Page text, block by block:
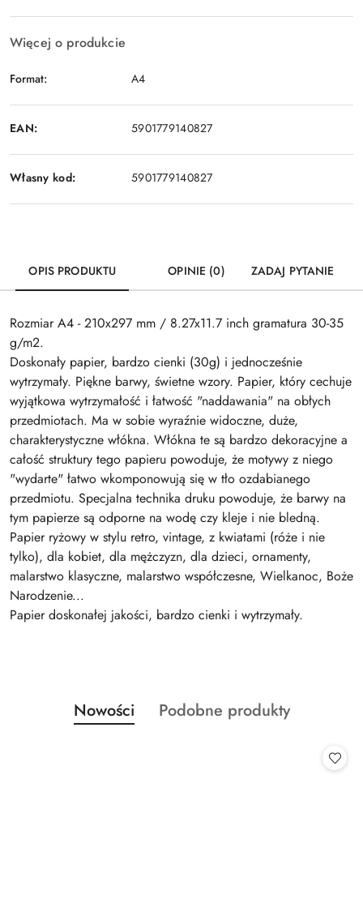
Więcej o produkcie
Format: A4
EAN: 5901779140827
Własny kod: 5901779140827
OPIS PRODUKTU OPINIE (0) ZADAJ PYTANIE
Rozmiar A4 - 210x297 mm / 8.27x11.7 inch gramatura 30-35
g/m2.
Doskonały papier, bardzo cienki (30g) i jednocześnie
wytrzymały. Piękne barwy, świetne wzory. Papier, który cechuje
wyjątkowa wytrzymałość i łatwość "naddawania" na obłych
przedmiotach. Ma w sobie wyraźnie widoczne, duże,
charakterystyczne włókna. Włókna te są bardzo dekoracyjne a
całość struktury tego papieru powoduje, że motywy z niego
"wydarte" łatwo wkomponowują się w tło ozdabianego
przedmiotu. Specjalna technika druku powoduje, że barwy na
tym papierze są odporne na wodę czy kleje i nie bledną.
Papier ryżowy w stylu retro, vintage, z kwiatami (róże i nie
tylko), dla kobiet, dla mężczyzn, dla dzieci, ornamenty,
malarstwo klasyczne, malarstwo współczesne, Wielkanoc, Boże
Narodzenie...
Papier doskonałej jakości, bardzo cienki i wytrzymały.
Pomiń karuzelę produktów
Produkty
o
Nowości
Produkty
Podobne produkty